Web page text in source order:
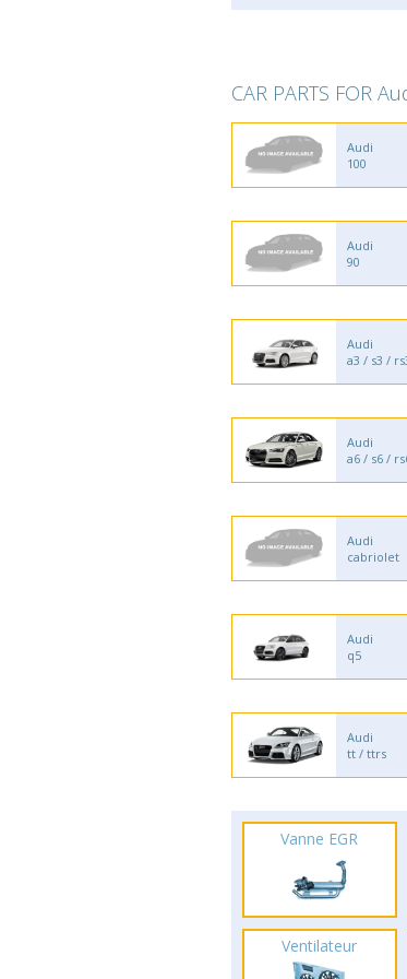
CAR PARTS FOR
Audi
100
Audi
90
Audi
a3 / s3 /
Audi
a6 / s6 /
Audi
cabriolet
Audi
q5
Audi
tt / ttrs
Vanne EGR
Ventilateur